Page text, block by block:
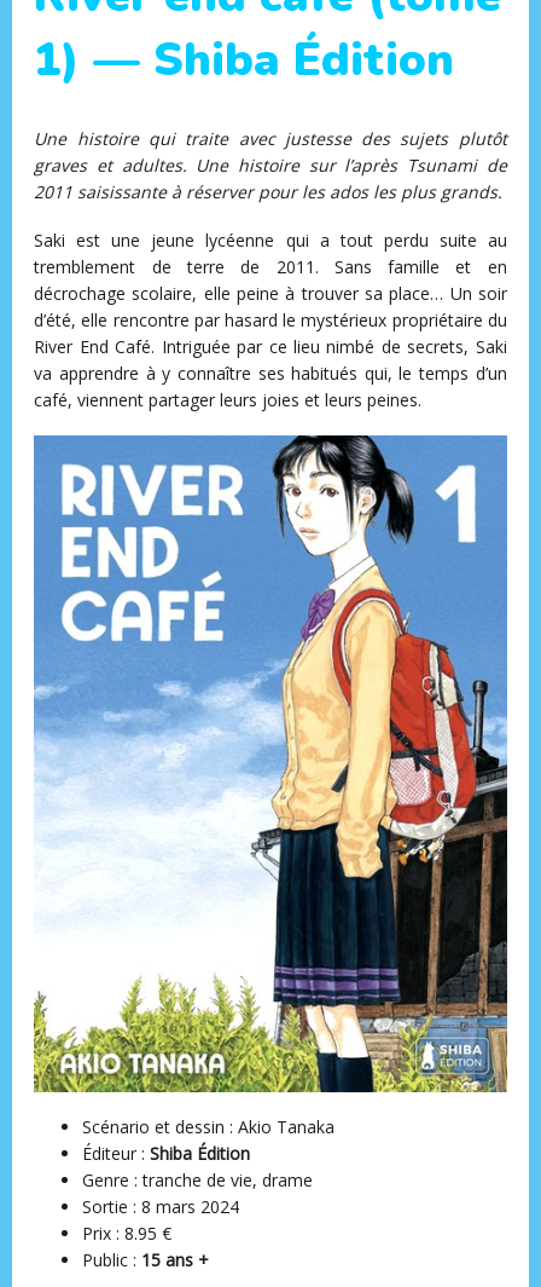
1) — Shiba Édition
Une histoire qui traite avec justesse des sujets plutôt
graves et adultes. Une histoire sur l’après Tsunami de
2011 saisissante à réserver pour les ados les plus grands.
Saki est une jeune lycéenne qui a tout perdu suite au
tremblement de terre de 2011. Sans famille et en
décrochage scolaire, elle peine à trouver sa place… Un soir
d’été, elle rencontre par hasard le mystérieux propriétaire du
River End Café. Intriguée par ce lieu nimbé de secrets, Saki
va apprendre à y connaître ses habitués qui, le temps d’un
café, viennent partager leurs joies et leurs peines.
Scénario et dessin : Akio Tanaka
Éditeur ‏:Shiba Édition
Genre : tranche de vie, drame
Sortie : 8 mars 2024
Prix : 8.95 €
Public : 15 ans +